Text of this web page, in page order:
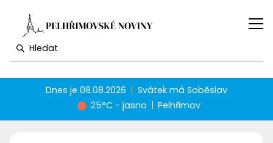
Dnes je08.08.2026 Svátek má Soběslav
25°C - jasno
Pelhřimov